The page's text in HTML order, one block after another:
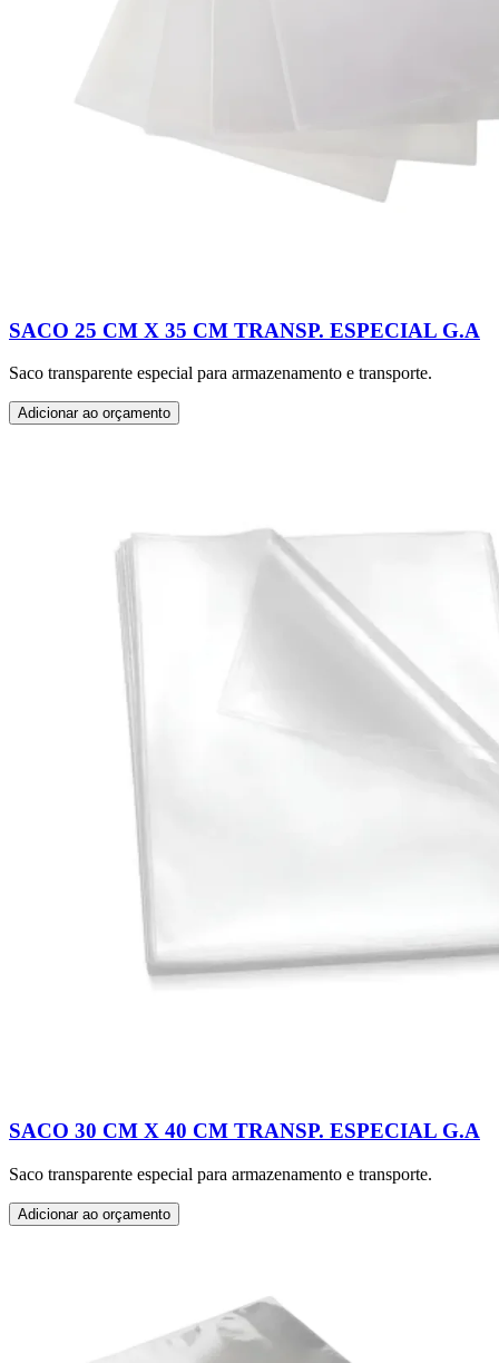
SACO 25 CM X 35 CM TRANSP. ESPECIAL G.A
Saco transparente especial para armazenamento e transporte.
Adicionar ao orçamento
SACO 30 CM X 40 CM TRANSP. ESPECIAL G.A
Saco transparente especial para armazenamento e transporte.
Adicionar ao orçamento